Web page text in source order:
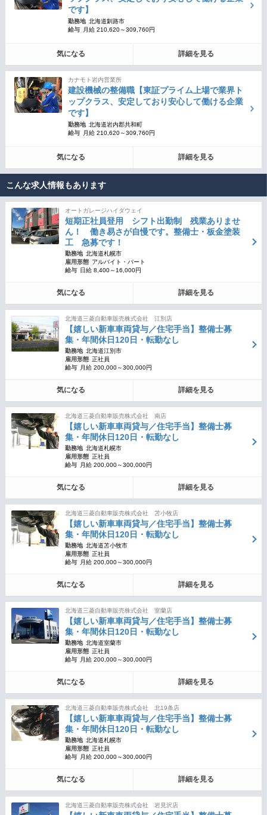
です】
勤務地 北海道釧路市
給与
月給 210,620～309,760円
気になる 詳細を見る
カナモト岩内営業所
建設機械の整備職【東証プライム上場で業界ト
ップクラス、安定しており安心して働ける企業
です】
勤務地 北海道岩内郡共和町
給与
月給 210,620～309,760円
気になる 詳細を見る
こんな求人情報もあります
オートガレージハイダウェイ
短期正社員登用 シフト出勤制 残業ありませ
ん！ 働き易さが自慢です。整備士・板金塗装
工 急募です！
勤務地 北海道札幌市
雇用形態 アルバイト・パート
給与 日給 8,400～16,000円
気になる 詳細を見る
北海道三菱自動車販売株式会社 江別店
【嬉しい新車車両貸与／住宅手当】整備士募
集・年間休日120日・転勤なし
勤務地 北海道江別市
雇用形態 正社員
給与
月給 200,000～300,000円
気になる 詳細を見る
北海道三菱自動車販売株式会社 南店
【嬉しい新車車両貸与／住宅手当】整備士募
集・年間休日120日・転勤なし
勤務地 北海道札幌市
雇用形態 正社員
給与
月給 200,000～300,000円
気になる 詳細を見る
北海道三菱自動車販売株式会社 苫小牧店
【嬉しい新車車両貸与／住宅手当】整備士募
集・年間休日120日・転勤なし
勤務地 北海道苫小牧市
雇用形態 正社員
給与
月給 200,000～300,000円
気になる 詳細を見る
北海道三菱自動車販売株式会社 室蘭店
【嬉しい新車車両貸与／住宅手当】整備士募
集・年間休日120日・転勤なし
勤務地 北海道室蘭市
雇用形態 正社員
給与
月給 200,000～300,000円
気になる 詳細を見る
北海道三菱自動車販売株式会社 北19条店
【嬉しい新車車両貸与／住宅手当】整備士募
集・年間休日120日・転勤なし
勤務地 北海道札幌市
雇用形態 正社員
給与
月給 200,000～300,000円
気になる 詳細を見る
北海道三菱自動車販売株式会社 岩見沢店